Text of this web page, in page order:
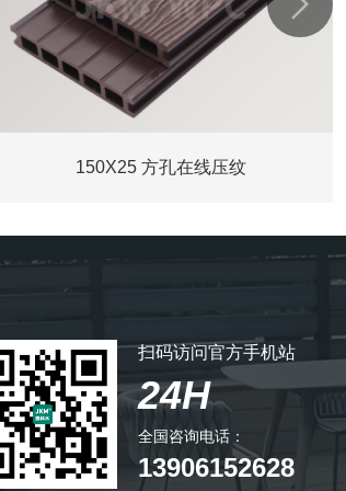
150X25 方孔在线压纹
扫码访问官方手机站
24H
全国咨询电话：
13906152628